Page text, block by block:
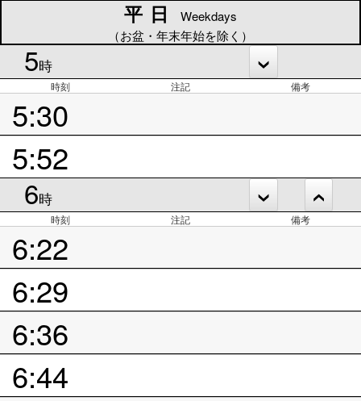
平日
Weekdays
（お盆・年末年始を除く）
5時
時刻 注記 備考
5:30
5:52
6時
時刻 注記 備考
6:22
6:29
6:36
6:44